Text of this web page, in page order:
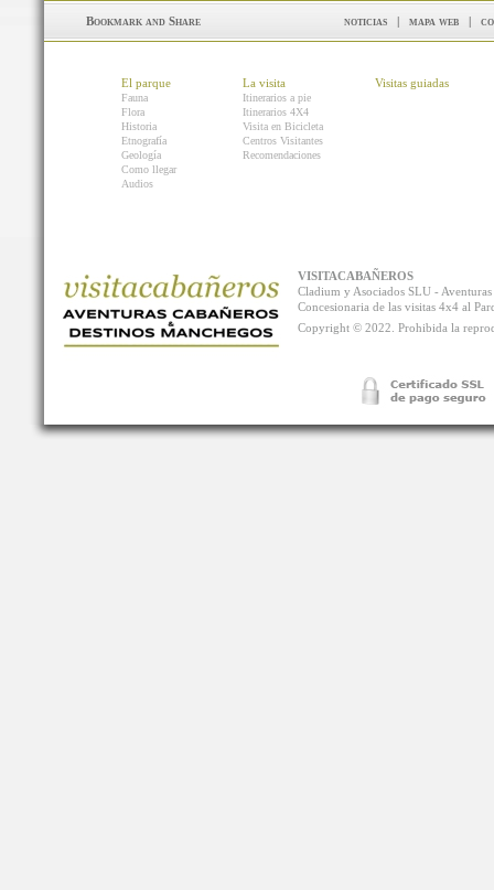
noticias | mapa web |
El parque
Fauna
Flora
Historia
Etnografía
Geología
Como llegar
Audios
La visita
Itinerarios a pie
Itinerarios 4X4
Visita en Bicicleta
Centros Visitantes
Recomendaciones
Visitas guiadas
VISITACABAÑEROS
Cladium y Asociados SLU -
Concesionaria de las visitas 4x4 al
Copyright © 2022. Prohibida la